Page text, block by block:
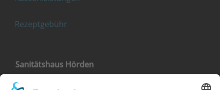
Rezeptgebühr
Sanitätshaus Hörden
Landstraße 4